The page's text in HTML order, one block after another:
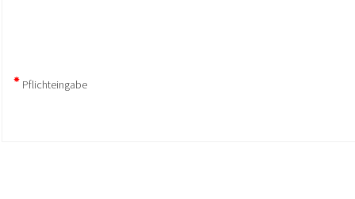
Pflichteingabe